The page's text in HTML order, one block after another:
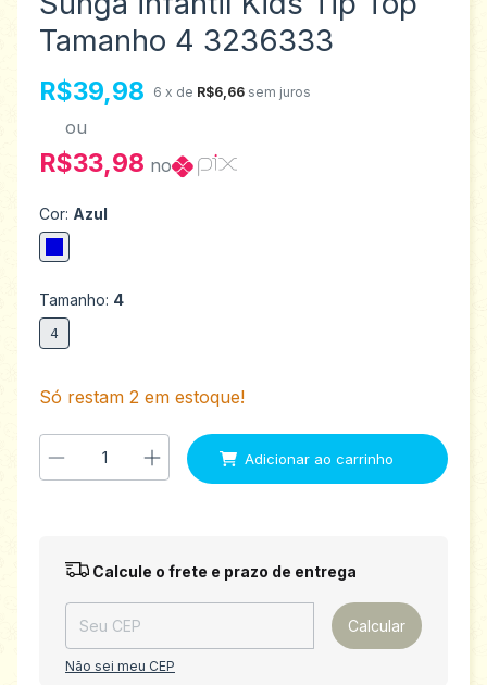
Tamanho 4 3236333
R$39,98 6 x de R$6,66 sem juros
ou
R$33,98 no
Cor: Azul
Tamanho: 4
4
Só restam 2 em estoque!
Entregas para o CEP: Alterar CEP
Calcule o frete e prazo de entrega
Calcular
Não sei meu CEP